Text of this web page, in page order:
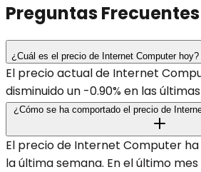
Preguntas Frecuentes
¿Cuál es el precio de Internet Computer hoy?
El precio actual de Internet
disminuido un -0.90% en las
¿Cómo se ha comportado el precio de
El precio de Internet Computer ha
la última semana. En el último